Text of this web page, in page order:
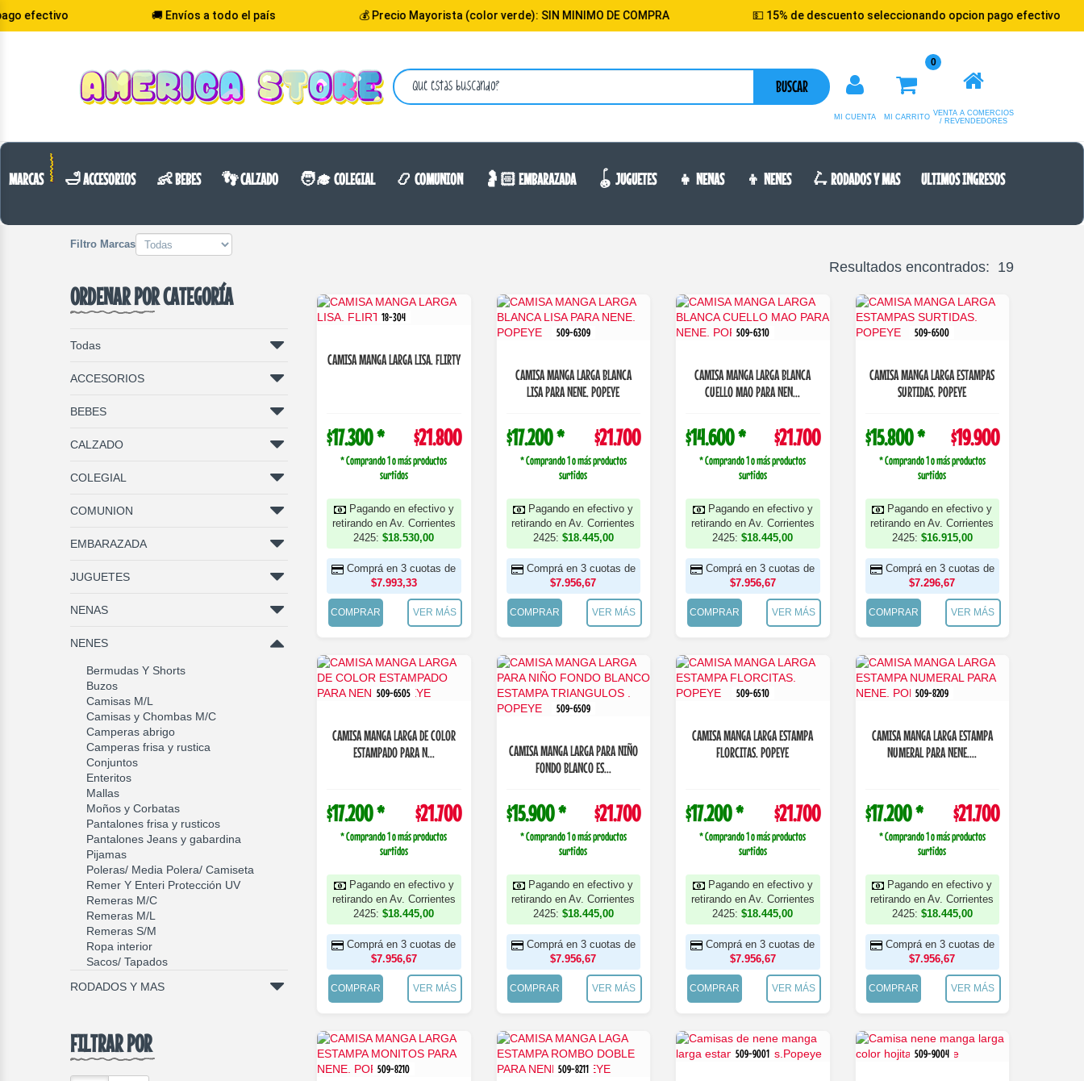
🚚 Envíos a todo el país 💰 Precio Mayorista (color verde): SIN MINIMO DE COMPRA 💵 15% de descuento seleccionando opcion pago efectivo
BUSCAR
MI CUENTA
0
MI CARRITO VENTA A COMERCIOS
/ REVENDEDORES
MARCAS 🛁 ACCESORIOS 👶 BEBES 👣 CALZADO 🧑‍🎓 COLEGIAL 📿 COMUNION 🤰🏻 EMBARAZADA 🪀 JUGUETES 👧 NENAS 👦 NENES 🛴 RODADOS Y MAS ULTIMOS INGRESOS
VOLVER
CATEGORIA
Filtro Marcas
ORDENAR POR CATEGORÍA
Todas
ACCESORIOS
BEBES
CALZADO
COLEGIAL
COMUNION
EMBARAZADA
JUGUETES
NENAS
NENES
Bermudas Y Shorts
Buzos
Camisas M/L
Camisas y Chombas M/C
Camperas abrigo
Camperas frisa y rustica
Conjuntos
Enteritos
Mallas
Moños y Corbatas
Pantalones frisa y rusticos
Pantalones Jeans y gabardina
Pijamas
Poleras/ Media Polera/ Camiseta
Remer Y Enteri Protección UV
Remeras M/C
Remeras M/L
Remeras S/M
Ropa interior
Sacos/ Tapados
RODADOS Y MAS
FILTRAR POR
Resultados encontrados: 19
18-304
CAMISA MANGA LARGA LISA. FLIRTY
$17.300 * $21.800
* Comprando 1 o más productos
surtidos
Pagando en efectivo y
retirando en Av. Corrientes
2425:$18.530,00
Comprá en 3 cuotas de
$7.993,33
COMPRAR VER MÁS
509-6309
CAMISA MANGA LARGA BLANCA
LISA PARA NENE. POPEYE
$17.200 * $21.700
* Comprando 1 o más productos
surtidos
Pagando en efectivo y
retirando en Av. Corrientes
2425: $18.445,00
Comprá en 3 cuotas de
$7.956,67
COMPRAR VER MÁS
509-6310
CAMISA MANGA LARGA BLANCA
CUELLO MAO PARA NEN...
$14.600 * $21.700
* Comprando 1 o más productos
surtidos
Pagando en efectivo y
retirando en Av. Corrientes
2425:$18.445,00
Comprá en 3 cuotas de
$7.956,67
COMPRAR VER MÁS
509-6500
CAMISA MANGA LARGA ESTAMPAS
SURTIDAS. POPEYE
$15.800 * $19.900
* Comprando 1 o más productos
surtidos
Pagando en efectivo y
retirando en Av. Corrientes
2425: $16.915,00
Comprá en 3 cuotas de
$7.296,67
COMPRAR VER MÁS
509-6505
CAMISA MANGA LARGA DE COLOR
ESTAMPADO PARA N...
$17.200 * $21.700
* Comprando 1 o más productos
surtidos
Pagando en efectivo y
retirando en Av. Corrientes
2425:$18.445,00
Comprá en 3 cuotas de
$7.956,67
COMPRAR VER MÁS
509-6509
CAMISA MANGA LARGA PARA NIÑO
FONDO BLANCO ES...
$15.900 * $21.700
* Comprando 1 o más productos
surtidos
Pagando en efectivo y
retirando en Av. Corrientes
2425: $18.445,00
Comprá en 3 cuotas de
$7.956,67
COMPRAR VER MÁS
509-6510
CAMISA MANGA LARGA ESTAMPA
FLORCITAS. POPEYE
$17.200 * $21.700
* Comprando 1 o más productos
surtidos
Pagando en efectivo y
retirando en Av. Corrientes
2425:$18.445,00
Comprá en 3 cuotas de
$7.956,67
COMPRAR VER MÁS
509-8209
CAMISA MANGA LARGA ESTAMPA
NUMERAL PARA NENE....
$17.200 * $21.700
* Comprando 1 o más productos
surtidos
Pagando en efectivo y
retirando en Av. Corrientes
2425: $18.445,00
Comprá en 3 cuotas de
$7.956,67
COMPRAR VER MÁS
509-8210 509-8211
509-9001 509-9004